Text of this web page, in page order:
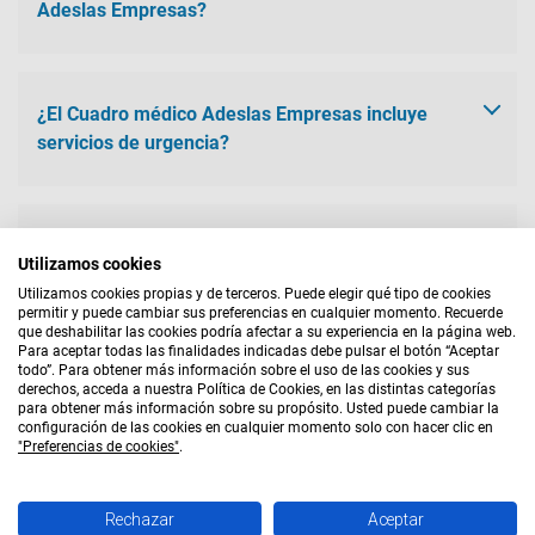
Adeslas Empresas?
todas las especialidades incluidas en el seguro Adeslas para
particulares:
Cardiología.
Cirugía.
Ginecología.
Oftalmología.
Oncología.
Otorrinolaringología.
Traumatología.
Urología.
¿El Cuadro médico Adeslas Empresas incluye
servicios de urgencia?
ginecología de Adeslas?
Para descubrir los especialistas y centros médicos de
ginecología de Adeslas, debes buscar tu comunidad y
consultar el cuadro médico general. En el apartado de
ginecología y obstetricia tendrás todos los profesionales a los
que podrás acudir.
AGENTE EXCLUSIVO
Aviso Legal | Bases Legales | Política de Cookies |
Política de Privacidad | Quiénes Somos | Mapa Web
Utilizamos cookies
Utilizamos cookies propias y de terceros. Puede elegir qué tipo de cookies
permitir y puede cambiar sus preferencias en cualquier momento. Recuerde
que deshabilitar las cookies podría afectar a su experiencia en la página web.
Para aceptar todas las finalidades indicadas debe pulsar el botón “Aceptar
todo”. Para obtener más información sobre el uso de las cookies y sus
derechos, acceda a nuestra Política de Cookies, en las distintas categorías
para obtener más información sobre su propósito. Usted puede cambiar la
configuración de las cookies en cualquier momento solo con hacer clic en
"Preferencias de cookies".
Rechazar Aceptar